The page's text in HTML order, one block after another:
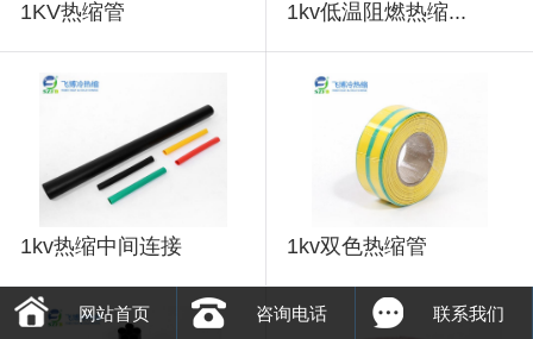
1KV热缩管 1kv低温阻燃热缩...
1kv热缩中间连接 1kv双色热缩管
网站首页 咨询电话 联系我们